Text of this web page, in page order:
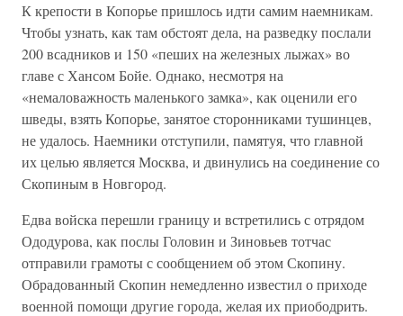
К крепости в Копорье пришлось идти самим наемникам.
Чтобы узнать, как там обстоят дела, на разведку послали
200 всадников и 150 «пеших на железных лыжах» во
главе с Хансом Бойе. Однако, несмотря на
«немаловажность маленького замка», как оценили его
шведы, взять Копорье, занятое сторонниками тушинцев,
не удалось. Наемники отступили, памятуя, что главной
их целью является Москва, и двинулись на соединение со
Скопиным в Новгород.
Едва войска перешли границу и встретились с отрядом
Ододурова, как послы Головин и Зиновьев тотчас
отправили грамоты с сообщением об этом Скопину.
Обрадованный Скопин немедленно известил о приходе
военной помощи другие города, желая их приободрить.